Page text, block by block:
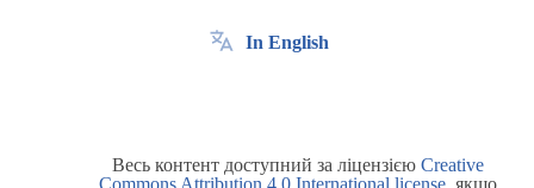
In English
Весь контент доступний за ліцензією Creative
Commons Attribution 4.0 International license, якщо